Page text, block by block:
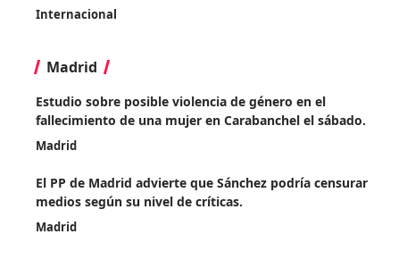
Internacional
Madrid
Estudio sobre posible violencia de género en el
fallecimiento de una mujer en Carabanchel el sábado.
Madrid
El PP de Madrid advierte que Sánchez podría censurar
medios según su nivel de críticas.
Madrid